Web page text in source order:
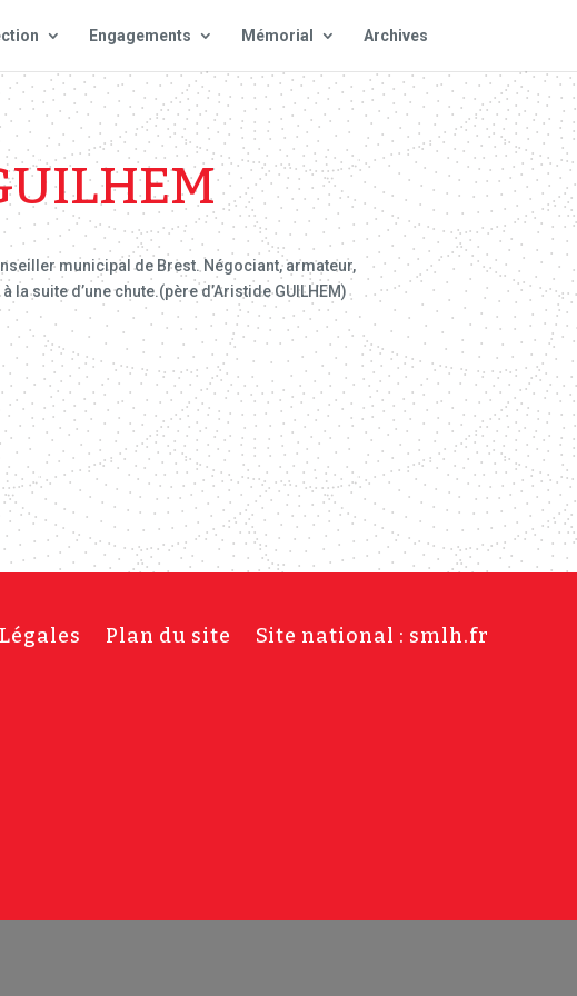
Engagements Mémorial Archives
municipal de Brest. Négociant, armateur,
suite d’une chute.(père d’Aristide GUILHEM)
Plan du site Site national : smlh.fr